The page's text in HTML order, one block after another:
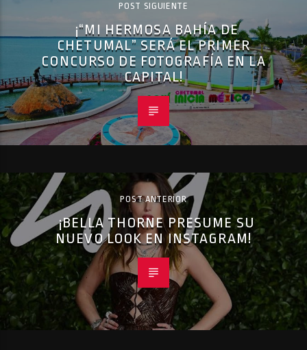
POST SIGUIENTE
¡“MI HERMOSA BAHÍA DE
CHETUMAL” SERÁ EL PRIMER
CONCURSO DE FOTOGRAFÍA EN LA
CAPITAL!
POST ANTERIOR
¡BELLA THORNE PRESUME SU
NUEVO LOOK EN INSTAGRAM!